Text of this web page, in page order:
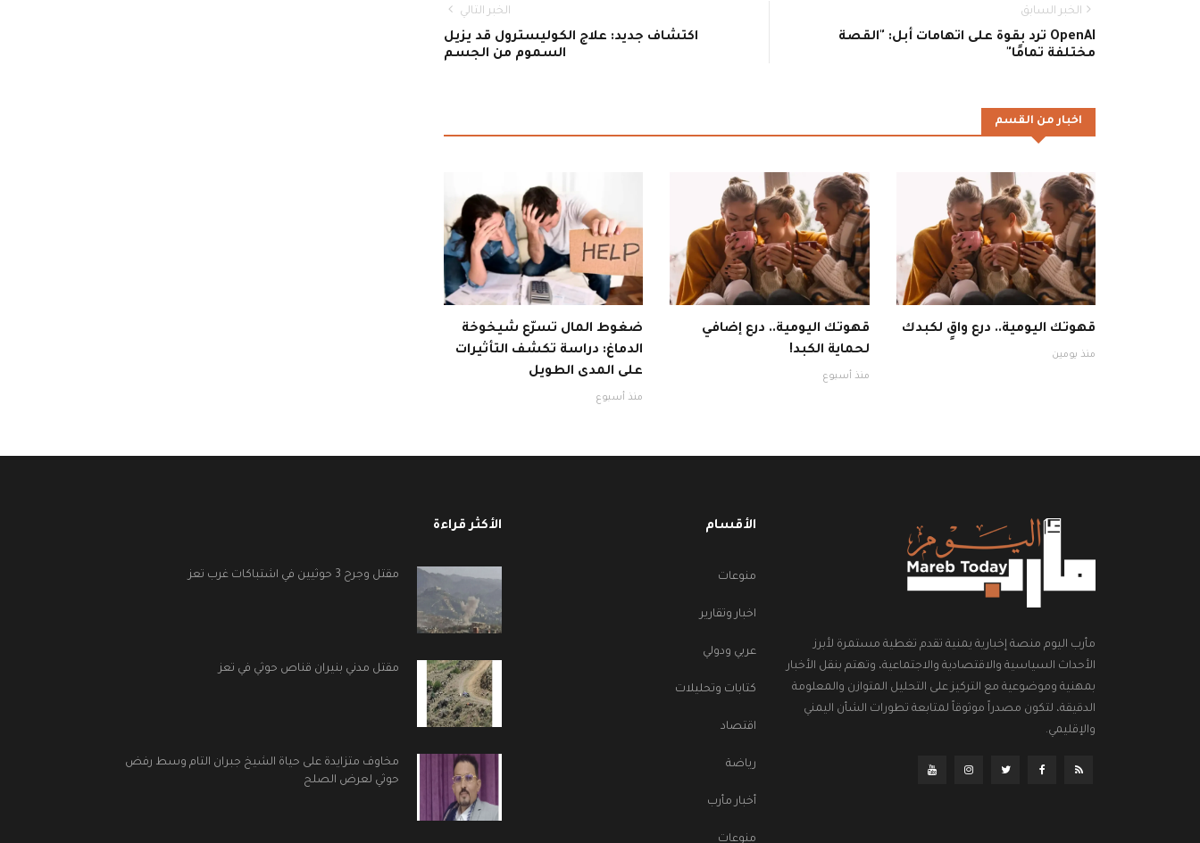
الخبر السابق
OpenAI ترد بقوة على اتهامات أبل: "القصة
مختلفة تمامًا"
الخبر التالي
اكتشاف جديد: علاج الكوليسترول قد يزيل
السموم من الجسم
اخبار من القسم
قهوتك اليومية.. درع واقٍ لكبدك
منذ يومين
قهوتك اليومية.. درع إضافي
لحماية الكبد!
منذ أسبوع
ضغوط المال تسرّع شيخوخة
الدماغ: دراسة تكشف التأثيرات
على المدى الطويل
منذ أسبوع
مأرب اليوم منصة إخبارية يمنية تقدم تغطية مستمرة لأبرز
الأحداث السياسية والاقتصادية والاجتماعية، وتهتم بنقل الأخبار
بمهنية وموضوعية مع التركيز على التحليل المتوازن والمعلومة
الدقيقة، لتكون مصدراً موثوقاً لمتابعة تطورات الشأن اليمني
والإقليمي.
الأقسام
منوعات
اخبار وتقارير
عربي ودولي
كتابات وتحليلات
اقتصاد
رياضة
أخبار مأرب
منوعات
الأكثر قراءة
مقتل وجرح 3 حوثيين في اشتباكات غرب تعز
مقتل مدني بنيران قناص حوثي في تعز
مخاوف متزايدة على حياة الشيخ جبران التام وسط رفض
حوثي لعرض الصلح